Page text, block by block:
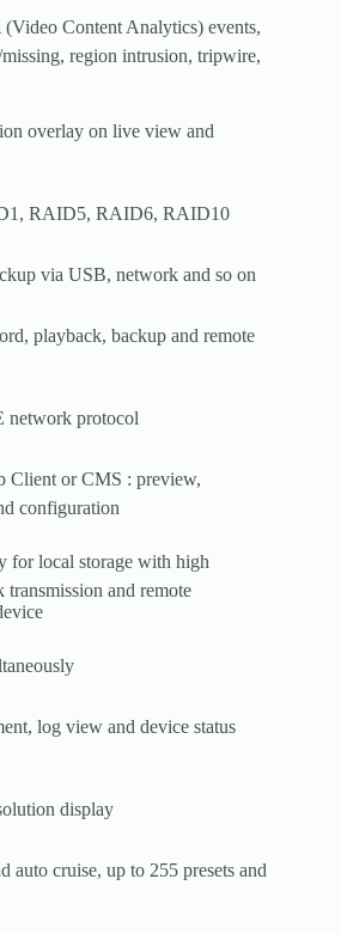
Content Analytics) events,
region intrusion, tripwire,
overlay on live view and
RAID5, RAID6, RAID10
via USB, network and so on
playback, backup and remote
protocol
Client or CMS : preview,
configuration
for local storage with high
and remote
log view and device status
display
auto cruise, up to 255 presets and